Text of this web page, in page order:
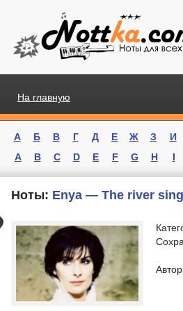
На главную
А Б В Г Д Е Ж З
И
A
B C D E F G H I
Ноты: Enya — The river